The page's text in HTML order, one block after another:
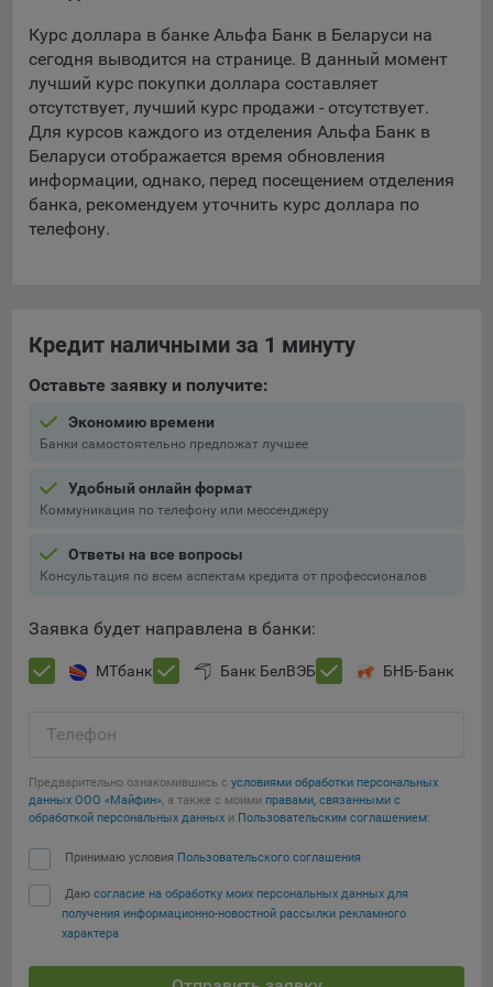
5.4. Создание и предоставление персонализированной
рекламы пользователю.
9.1. Технические (обязательные) файлы cookie, например,
применяемые при регистрации либо входе в систему, или
для оставления отзыва либо комментария. Данные файлы
cookie используются в целях обеспечения корректной
работы сайтов и полноценного использования его
функционала пользователем, не могут быть отключены в
системах. Вместе с тем, пользователь может настроить
9.2. Функциональные файлы cookie, например,
используются для обеспечения работы некоторых
дополнительных функций сайтов, например, для хранения
предпочтений пользователя, в том числе имени
повторных прохождений опросов пользователями.
Подобные функции улучшают условия работы
9.3. Файлы cookie предпочтений, например, для настройки
выборе пользователя на сайте и его предпочтениях и
позволяют Обществу «запомнить» информацию о
выбранном пользователем городе и других местных
настройках для того, чтобы соответствующим образом
Яндекс.Метрика, Google Analytics. Данные файлы cookie
собирают информацию о том, как пользователь
использовал сайты, и позволяют Обществу вносить в них
Аналитические файлы cookie показывают, какие страницы
сайта Общества посещаются чаще всего, помогают
выявлять трудности, возникающие при использовании
рекламы. Благодаря этому у Общества есть возможность
Сохранить мои изменения
Сохранить по умолчанию
Курс доллара в банке Альфа Банк в Беларуси на
сегодня выводится на странице. В данный момент
лучший курс покупки доллара составляет
отсутствует, лучший курс продажи - отсутствует.
Для курсов каждого из отделения Альфа Банк в
Беларуси отображается время обновления
информации, однако, перед посещением отделения
банка, рекомендуем уточнить курс доллара по
телефону.
Кредит наличными за 1 минуту
Оставьте заявку и получите:
Экономию времени
Банки самостоятельно предложат лучшее
Удобный онлайн формат
Коммуникация по телефону или мессенджеру
Ответы на все вопросы
Консультация по всем аспектам кредита от профессионалов
Заявка будет направлена в банки:
МТбанк Банк БелВЭБ БНБ-Банк
Телефон
Предварительно ознакомившись с условиями обработки персональных
данных ООО «Майфин», а также с моими правами, связанными с
обработкой персональных данных и Пользовательским соглашением:
Принимаю условия Пользовательского соглашения
Даю согласие на обработку моих персональных данных для
получения информационно-новостной рассылки рекламного
характера